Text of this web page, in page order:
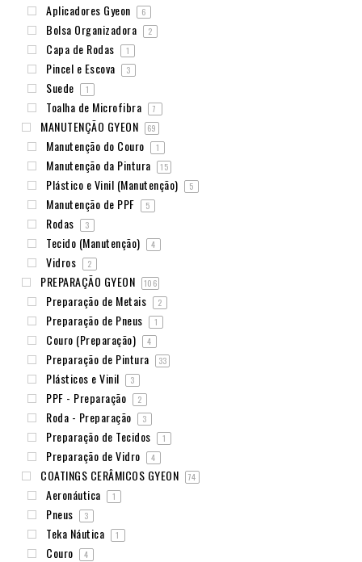
Aplicadores Gyeon 6
Bolsa Organizadora 2
Capa de Rodas 1
Pincel e Escova 3
Suede 1
Toalha de Microfibra 7
MANUTENÇÃO GYEON 69
Manutenção do Couro 1
Manutenção da Pintura 15
Plástico e Vinil (Manutenção) 5
Manutenção de PPF 5
Rodas 3
Tecido (Manutenção) 4
Vidros 2
PREPARAÇÃO GYEON 106
Preparação de Metais 2
Preparação de Pneus 1
Couro (Preparação) 4
Preparação de Pintura 33
Plásticos e Vinil 3
PPF - Preparação 2
Roda - Preparação 3
Preparação de Tecidos 1
Preparação de Vidro 4
COATINGS CERÂMICOS GYEON 74
Aeronáutica 1
Pneus 3
Teka Náutica 1
Couro 4